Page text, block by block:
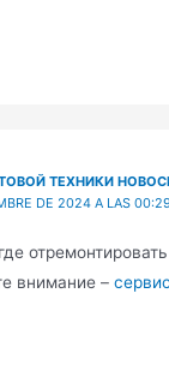
ТЕХНИКИ
DE 2024 A LAS 00:29
внимание –